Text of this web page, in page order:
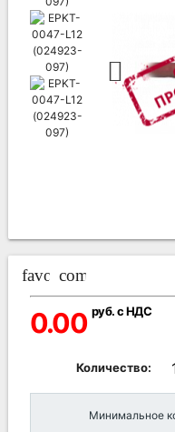
favorite_border
compare_arrows
0.00 руб. с НДС
Количество:
Минимальное